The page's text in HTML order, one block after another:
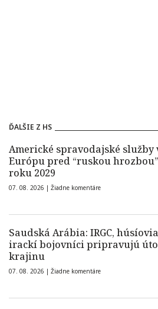
ĎALŠIE Z HS
Americké spravodajské
Európu pred “ruskou
roku 2029
07. 08. 2026 | Žiadne komentáre
Saudská Arábia: IRGC,
irackí bojovníci pripravujú
krajinu
07. 08. 2026 | Žiadne komentáre